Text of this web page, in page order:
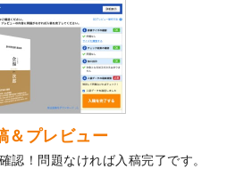
ートを公開いたしました。
辰年の年賀ポスターデザインテンプ
を公開いたしました。
賀状のデザインテンプレート
ました。
ァイル、封筒、うちわにてオリジ
インで作成できるようになりまし
＆プレビュー
認！問題なければ入稿完了です。